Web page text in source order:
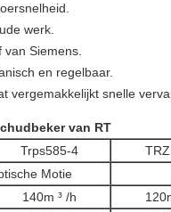
werk.
Siemens.
en regelbaar.
vergemakkelijkt snelle
van RT
Trps585-4
Motie
140m ³ /h